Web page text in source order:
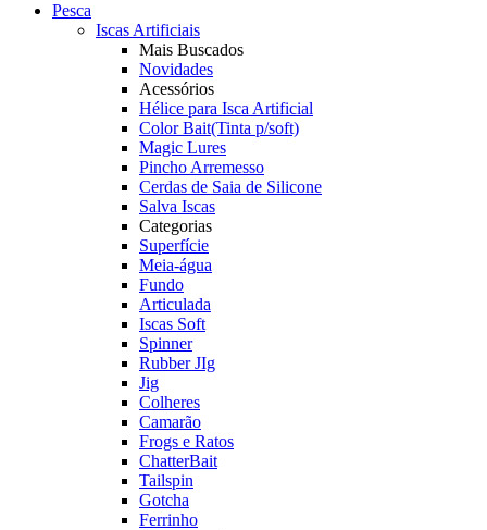
Pesca
Iscas Artificiais
Mais Buscados
Novidades
Acessórios
Hélice para Isca Artificial
Color Bait(Tinta p/soft)
Magic Lures
Pincho Arremesso
Cerdas de Saia de Silicone
Salva Iscas
Categorias
Superfície
Meia-água
Fundo
Articulada
Iscas Soft
Spinner
Rubber JIg
Jig
Colheres
Camarão
Frogs e Ratos
ChatterBait
Tailspin
Gotcha
Ferrinho